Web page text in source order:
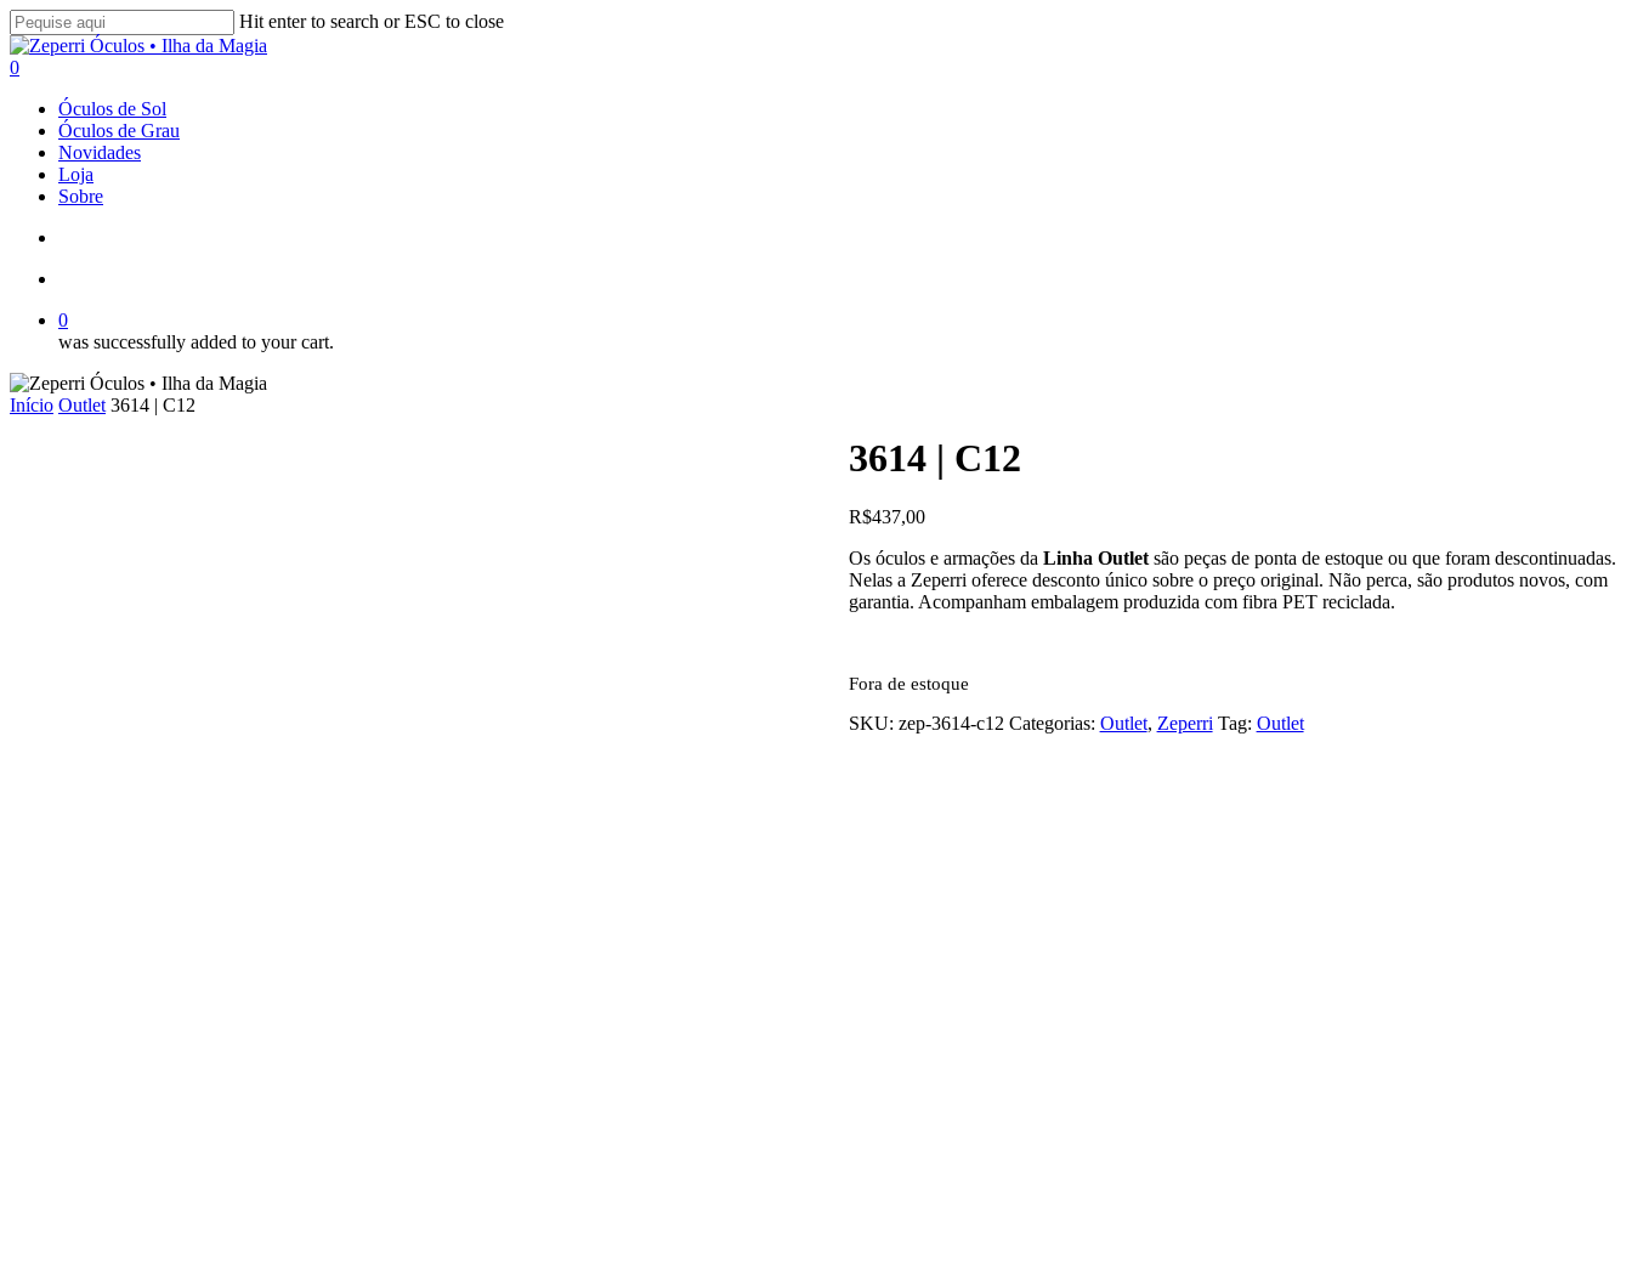
Skip
to
main
Hit enter to search or ESC to close
Close
Search
search
account
0
Óculos de Sol
Óculos de Grau
Novidades
Loja
Sobre
0
was successfully added to your cart.
Início Outlet 3614 | C12
3614 | C12
R$437,00
Os óculos e armações da Linha Outletsão peças de ponta de estoque ou que foram descontinuadas.
Nelas a Zeperri oferece desconto único sobre o preço original. Não perca, são produtos novos, com
garantia. Acompanham embalagem produzida com fibra PET reciclada.
Fora de estoque
SKU: zep-3614-c12 Categorias: Outlet, Zeperri Tag: Outlet